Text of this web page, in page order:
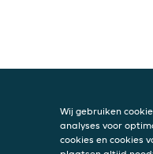
Wij gebruiken
analyses voor
cookies en cookies